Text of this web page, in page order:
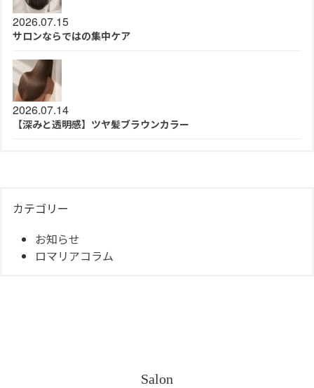
2026.07.15
サロンならではの集中ケア
2026.07.14
【深みと透明感】ツヤ髪ブラウンカラー
カテゴリー
お知らせ
ロマリアコラム
Salon